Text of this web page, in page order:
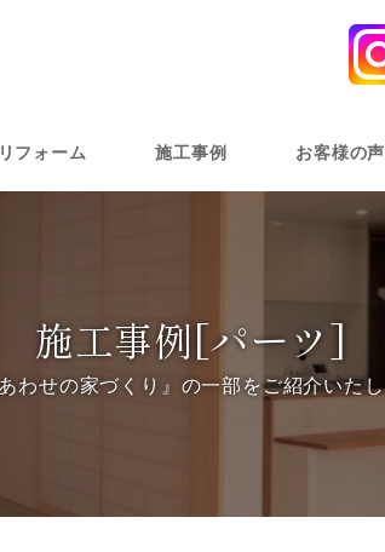
リフォーム 施工事例 お客様の声
施工事例[パーツ]